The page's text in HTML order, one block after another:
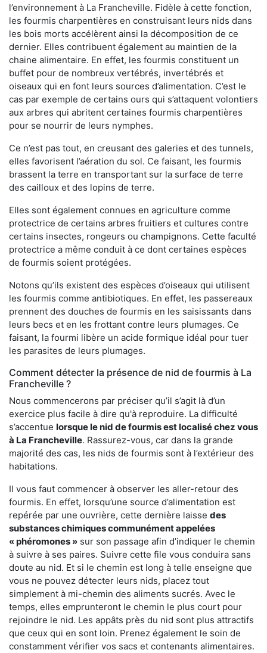
l’environnement à La Francheville. Fidèle à cette fonction,
les fourmis charpentières en construisant leurs nids dans
les bois morts accélèrent ainsi la décomposition de ce
dernier. Elles contribuent également au maintien de la
chaine alimentaire. En effet, les fourmis constituent un
buffet pour de nombreux vertébrés, invertébrés et
oiseaux qui en font leurs sources d’alimentation. C’est le
cas par exemple de certains ours qui s’attaquent volontiers
aux arbres qui abritent certaines fourmis charpentières
pour se nourrir de leurs nymphes.
Ce n’est pas tout, en creusant des galeries et des tunnels,
elles favorisent l’aération du sol. Ce faisant, les fourmis
brassent la terre en transportant sur la surface de terre
des cailloux et des lopins de terre.
Elles sont également connues en agriculture comme
protectrice de certains arbres fruitiers et cultures contre
certains insectes, rongeurs ou champignons. Cette faculté
protectrice a même conduit à ce dont certaines espèces
de fourmis soient protégées.
Notons qu’ils existent des espèces d’oiseaux qui utilisent
les fourmis comme antibiotiques. En effet, les passereaux
prennent des douches de fourmis en les saisissants dans
leurs becs et en les frottant contre leurs plumages. Ce
faisant, la fourmi libère un acide formique idéal pour tuer
les parasites de leurs plumages.
Comment détecter la présence de nid de fourmis à La
Francheville ?
Nous commencerons par préciser qu’il s’agit là d’un
exercice plus facile à dire qu'à reproduire. La difficulté
s’accentue lorsque le nid de fourmis est localisé chez vous
à La Francheville. Rassurez-vous, car dans la grande
majorité des cas, les nids de fourmis sont à l’extérieur des
habitations.
Il vous faut commencer à observer les aller-retour des
fourmis. En effet, lorsqu’une source d’alimentation est
repérée par une ouvrière, cette dernière laisse des
substances chimiques communément appelées
« phéromones » sur son passage afin d’indiquer le chemin
à suivre à ses paires. Suivre cette file vous conduira sans
doute au nid. Et si le chemin est long à telle enseigne que
vous ne pouvez détecter leurs nids, placez tout
simplement à mi-chemin des aliments sucrés. Avec le
temps, elles emprunteront le chemin le plus court pour
rejoindre le nid. Les appâts près du nid sont plus attractifs
que ceux qui en sont loin. Prenez également le soin de
constamment vérifier vos sacs et contenants alimentaires.